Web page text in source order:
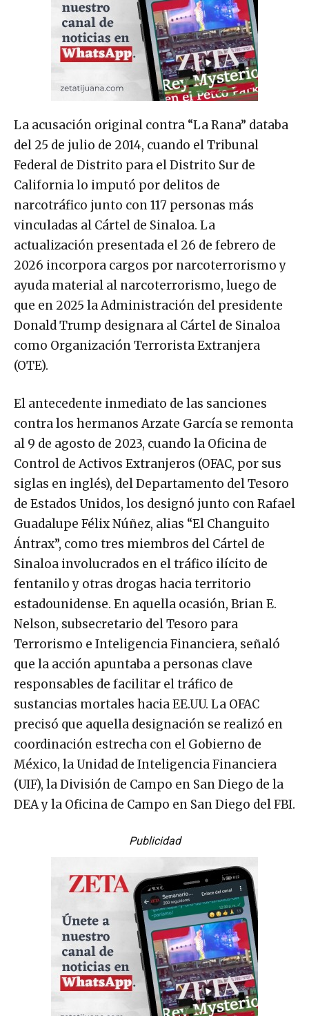
La acusación original contra “La Rana” databa
del 25 de julio de 2014, cuando el Tribunal
Federal de Distrito para el Distrito Sur de
California lo imputó por delitos de
narcotráfico junto con 117 personas más
vinculadas al Cártel de Sinaloa. La
actualización presentada el 26 de febrero de
2026 incorpora cargos por narcoterrorismo y
ayuda material al narcoterrorismo, luego de
que en 2025 la Administración del presidente
Donald Trump designara al Cártel de Sinaloa
como Organización Terrorista Extranjera
(OTE).
El antecedente inmediato de las sanciones
contra los hermanos Arzate García se remonta
al 9 de agosto de 2023, cuando la Oficina de
Control de Activos Extranjeros (OFAC, por sus
siglas en inglés), del Departamento del Tesoro
de Estados Unidos, los designó junto con Rafael
Guadalupe Félix Núñez, alias “El Changuito
Ántrax”, como tres miembros del Cártel de
Sinaloa involucrados en el tráfico ilícito de
fentanilo y otras drogas hacia territorio
estadounidense. En aquella ocasión, Brian E.
Nelson, subsecretario del Tesoro para
Terrorismo e Inteligencia Financiera, señaló
que la acción apuntaba a personas clave
responsables de facilitar el tráfico de
sustancias mortales hacia EE.UU. La OFAC
precisó que aquella designación se realizó en
coordinación estrecha con el Gobierno de
México, la Unidad de Inteligencia Financiera
(UIF), la División de Campo en San Diego de la
DEA y la Oficina de Campo en San Diego del FBI.
Publicidad